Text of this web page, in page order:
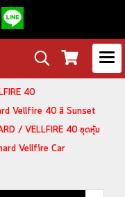
40
Vellfire 40 สี Sunset
/ VELLFIRE 40 ชุดหุ้ม
Vellfire Car